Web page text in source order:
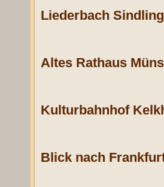
Liederbach
Altes Rathaus
Kulturbahnhof
Blick nach